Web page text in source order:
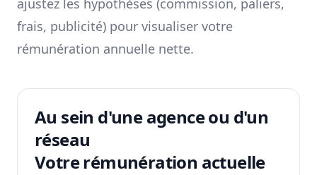
ajustez les hypothèses (commission, paliers,
frais, publicité) pour visualiser votre
rémunération annuelle nette.
Au sein d'une agence ou d'un
réseau
Votre rémunération actuelle